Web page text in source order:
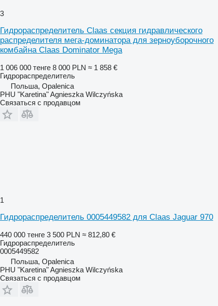
3
Гидрораспределитель Claas секция гидравлического
распределителя мега-доминатора для зерноуборочного
комбайна Claas Dominator Mega
1 006 000 тенге 8 000 PLN ≈ 1 858 €
Гидрораспределитель
Польша, Opalenica
PHU "Karetina" Agnieszka Wilczyńska
Связаться с продавцом
1
Гидрораспределитель 0005449582 для Claas Jaguar 970
440 000 тенге 3 500 PLN ≈ 812,80 €
Гидрораспределитель
0005449582
Польша, Opalenica
PHU "Karetina" Agnieszka Wilczyńska
Связаться с продавцом